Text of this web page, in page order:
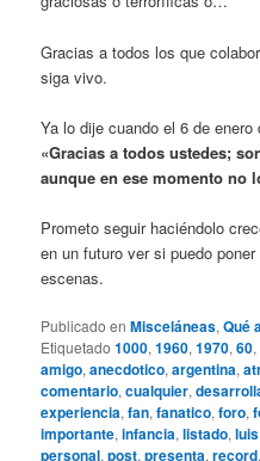
Gracias a todos los que
siga vivo.
Ya lo dije cuando el 6 de
«Gracias a todos ustedes;
aunque en ese momento no
Prometo seguir haciéndolo
en un futuro ver si puedo
escenas.
Publicado en Misceláneas,Qué
Etiquetado 1000,1960,1970,60,
amigo,anecdotico,argentina,
comentario,cualquier,
experiencia,fan,fanatico,foro,
importante,infancia,listado,luis
personal,post,presenta,record